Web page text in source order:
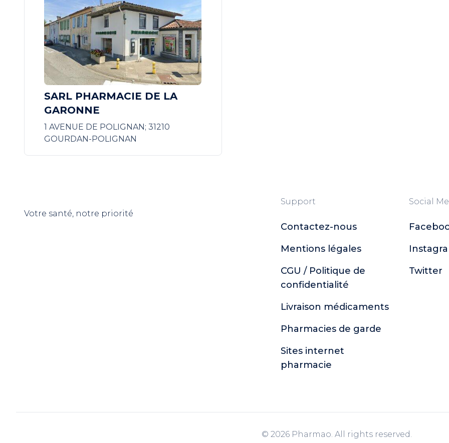
SARL PHARMACIE DE LA
GARONNE
1 AVENUE DE POLIGNAN; 31210
GOURDAN-POLIGNAN
Votre santé, notre priorité
Support
Contactez-nous
Mentions légales
CGU / Politique de
confidentialité
Livraison médicaments
Pharmacies de garde
Sites internet
pharmacie
Social
Twitter
© 2026 Pharmao. All rights reserved.